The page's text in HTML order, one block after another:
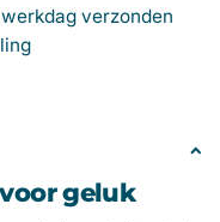
verzonden
geluk